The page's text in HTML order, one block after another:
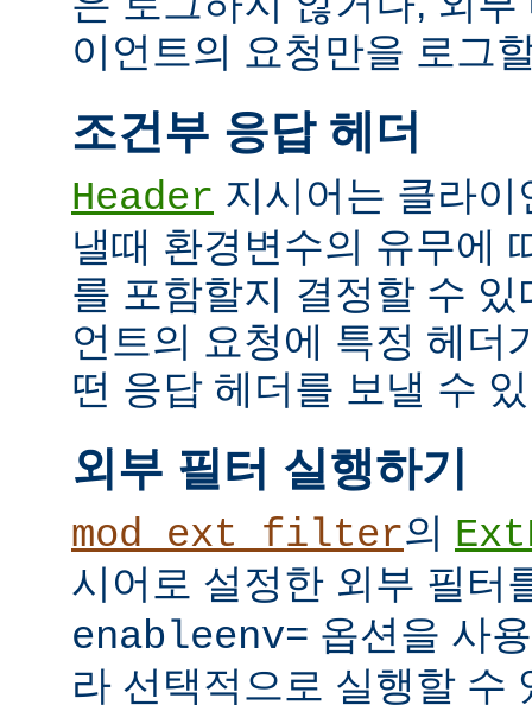
이언트의 요청만을 로그
조건부 응답 헤더
Header 지시어는 클라
낼때 환경변수의 유무에
를 포함할지 결정할 수
언트의 요청에 특정 헤더
떤 응답 헤더를 보낼 수
외부 필터 실행하기
mod_ext_filter의
시어로 설정한 외부 필터
enableenv= 옵션을 사
라 선택적으로 실행할 수